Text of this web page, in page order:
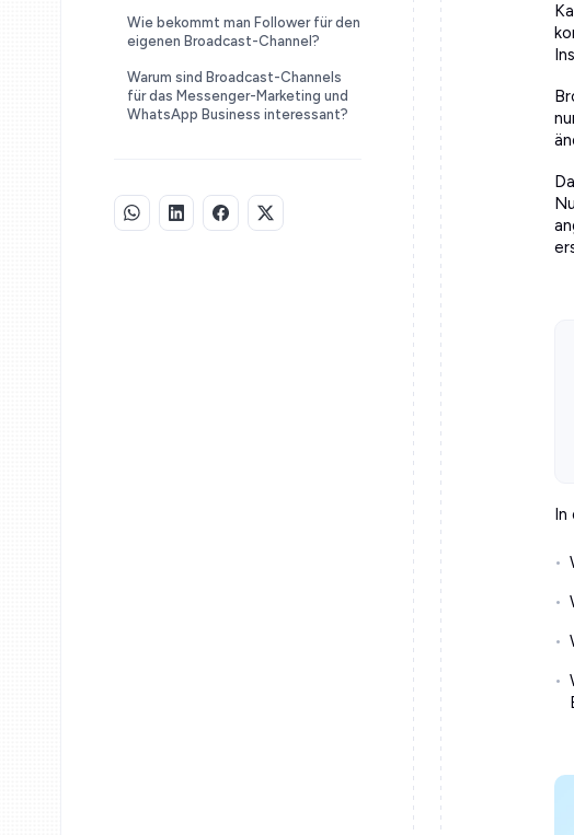
Wie bekommt man Follower für den
eigenen Broadcast-Channel?
Warum sind Broadcast-Channels
für das Messenger-Marketing und
WhatsApp Business interessant?
In